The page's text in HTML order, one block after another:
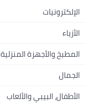
الإلكترونيات
الهواتف المتحركة
أجهزة الكمبيوتر المحمولة
الأجهزة المنزلية
الأزياء
أزياء نسائية
أزياء البنات
أزياء الأولاد
المطبخ والأجهزة المنزلية
المطبخ وأدوات الطعام
مستلزمات الحمام
الجمال
العطور النسائية
الأطفال، البيبي والألعاب